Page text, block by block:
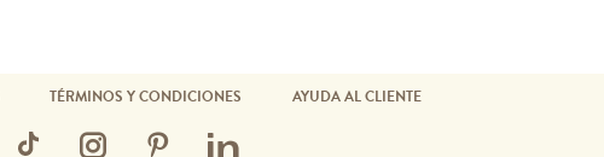
TÉRMINOS Y CONDICIONES AYUDA AL CLIENTE